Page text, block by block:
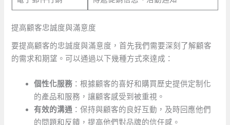
提高顧客忠誠度與滿意度
要提高顧客的忠誠度與滿意度，首先我們需要深刻了解顧客
的需求和期望。可以通過以下幾種方式來達成：
個性化服務 ：根據顧客的喜好和購買歷史提供定制化
的產品和服務，讓顧客感受到被重視。
有效的溝通 ：保持與顧客的良好互動，及時回應他們
的問題和反饋，提高他們對品牌的信任感。